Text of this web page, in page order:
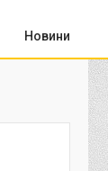
Новини